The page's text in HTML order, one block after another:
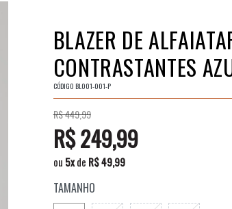
BLAZER DE
CONTRASTANTES
CÓDIGO BL001-001-P
R$ 449,99
R$ 249,99
ou 5xde R$ 49,99
TAMANHO